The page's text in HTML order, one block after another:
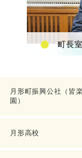
町長
月形町振興公社（皆
園）
月形高校